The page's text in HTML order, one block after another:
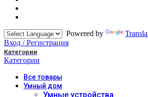
Powered by
Вход / Регистрация
Категории
Категории
Всетовары
Умный дом
Умные устройства